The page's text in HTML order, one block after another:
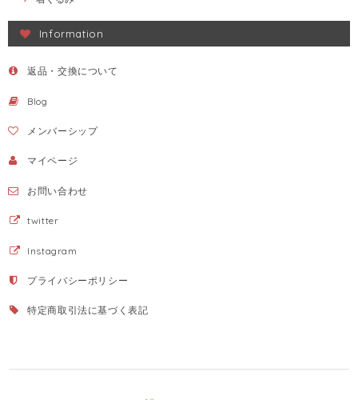
Information
返品・交換について
Blog
メンバーシップ
マイページ
お問い合わせ
twitter
Instagram
プライバシーポリシー
特定商取引法に基づく表記